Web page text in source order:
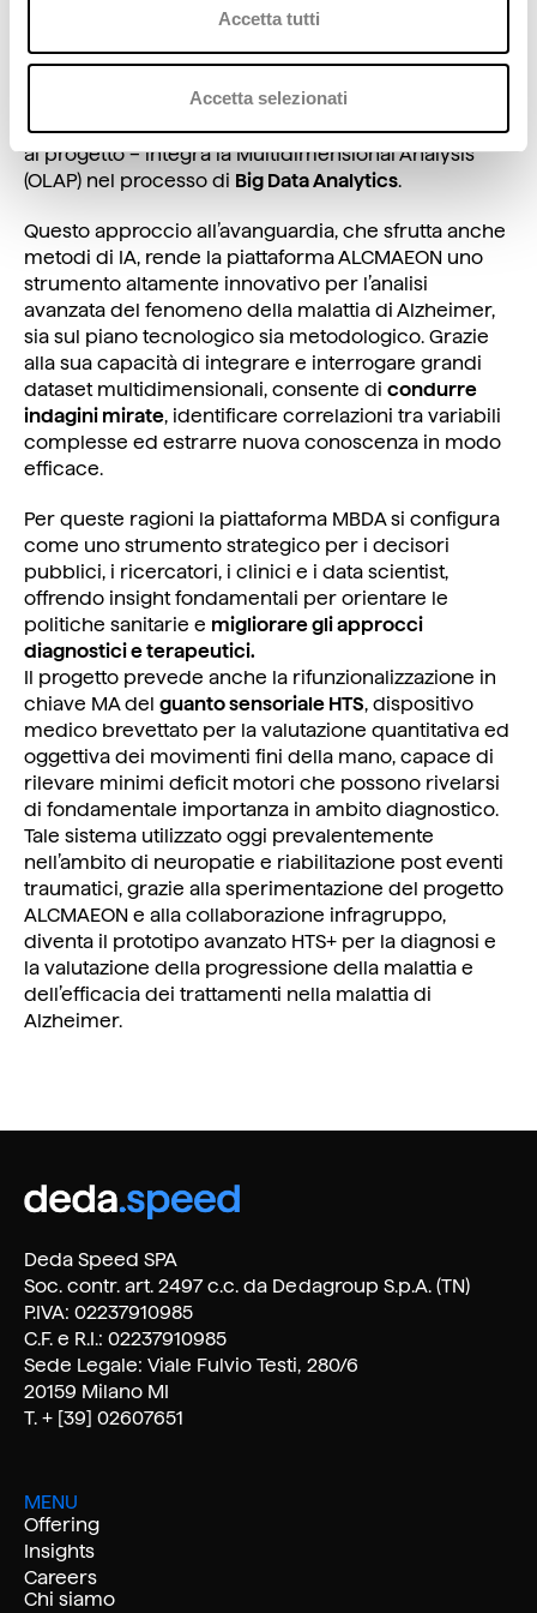
n
Accetta tutti
Accetta selezionati
demografici, clinici, anamnestici, strumentali, referti,
banche dati pubbliche, ecc.).
La metodologia MBDA di analisi di Big Data su
architetture Cloud – ideata dal Prof. Alfredo
Cuzzocrea (Università della Calabria) che collabora
al progetto – integra la Multidimensional Analysis
(OLAP) nel processo di Big Data Analytics.
Questo approccio all’avanguardia, che sfrutta anche
metodi di IA, rende la piattaforma ALCMAEON uno
strumento altamente innovativo per l’analisi
avanzata del fenomeno della malattia di Alzheimer,
sia sul piano tecnologico sia metodologico. Grazie
alla sua capacità di integrare e interrogare grandi
dataset multidimensionali, consente dicondurre
indagini mirate, identificare correlazioni tra variabili
complesse ed estrarre nuova conoscenza in modo
efficace.
Per queste ragioni la piattaforma MBDA si configura
come uno strumento strategico per i decisori
pubblici, i ricercatori, i clinici e i data scientist,
offrendo insight fondamentali per orientare le
politiche sanitarie e migliorare gli approcci
diagnostici e terapeutici.
Il progetto prevede anche la rifunzionalizzazione in
chiave MA delguanto sensoriale HTS, dispositivo
medico brevettato per la valutazione quantitativa ed
oggettiva dei movimenti fini della mano, capace di
rilevare minimi deficit motori che possono rivelarsi
di fondamentale importanza in ambito diagnostico.
Tale sistema utilizzato oggi prevalentemente
nell’ambito di neuropatie e riabilitazione post eventi
traumatici, grazie alla sperimentazione del progetto
ALCMAEON e alla collaborazione infragruppo,
diventa il prototipo avanzato HTS+ per la diagnosi e
la valutazione della progressione della malattia e
dell’efficacia dei trattamenti nella malattia di
Alzheimer.
Deda Speed SPA
Soc. contr. art. 2497 c.c. da Dedagroup S.p.A. (TN)
P.IVA: 02237910985
C.F. e R.I.: 02237910985
Sede Legale: Viale Fulvio Testi, 280/6
20159 Milano MI
T. + [39] 02607651
MENU
Offering
Insights
Careers
Chi siamo